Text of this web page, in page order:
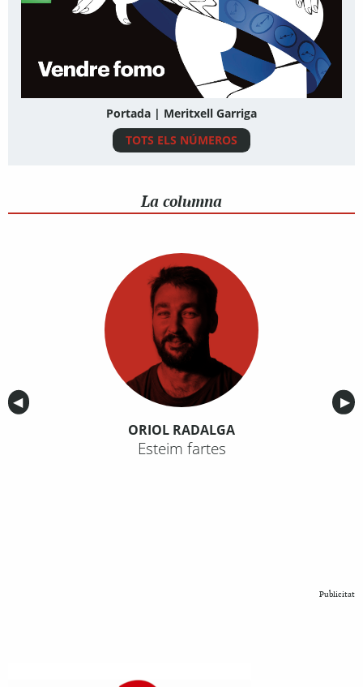
Portada | Meritxell Garriga
TOTS ELS NÚMEROS
La columna
Anterior
◀︎ ▶︎
ORIOL RADALGA
Esteim fartes
Publicitat